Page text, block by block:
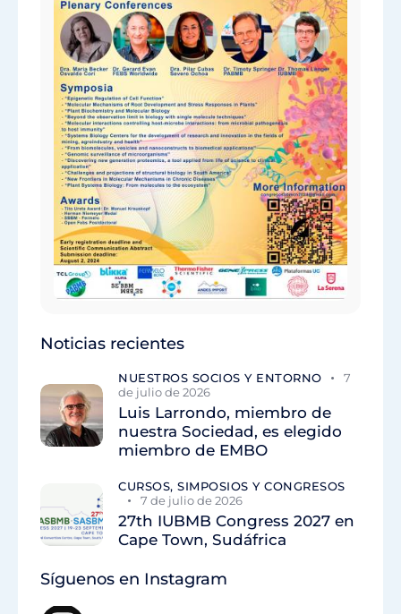
Noticias recientes
NUESTROS SOCIOS Y ENTORNO
7
de julio de 2026
Luis Larrondo, miembro de
nuestra Sociedad, es elegido
miembro de EMBO
CURSOS, SIMPOSIOS Y CONGRESOS
7 de julio de 2026
27th IUBMB Congress 2027 en
Cape Town, Sudáfrica
Síguenos en Instagram